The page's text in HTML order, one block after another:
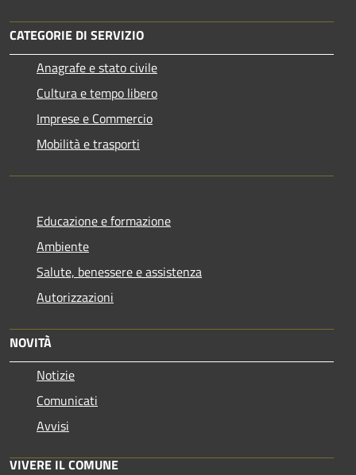
CATEGORIE DI SERVIZIO
Anagrafe e stato civile
Cultura e tempo libero
Imprese e Commercio
Mobilità e trasporti
Educazione e formazione
Ambiente
Salute, benessere e assistenza
Autorizzazioni
NOVITÀ
Notizie
Comunicati
Avvisi
VIVERE IL COMUNE